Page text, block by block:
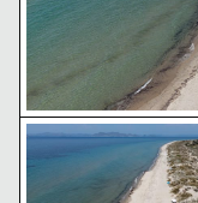
Luftaufnahme